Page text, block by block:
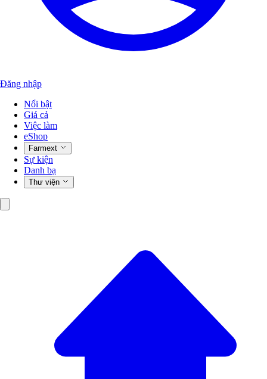
Đăng nhập
Nổi bật
Giá cả
Việc làm
eShop
Farmext
Sự kiện
Danh bạ
Thư viện